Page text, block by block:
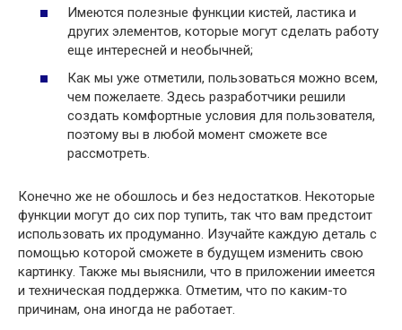
Имеются полезные функции кистей, ластика и
других элементов, которые могут сделать работу
еще интересней и необычней;
Как мы уже отметили, пользоваться можно всем,
чем пожелаете. Здесь разработчики решили
создать комфортные условия для пользователя,
поэтому вы в любой момент сможете все
рассмотреть.
Конечно же не обошлось и без недостатков. Некоторые
функции могут до сих пор тупить, так что вам предстоит
использовать их продуманно. Изучайте каждую деталь с
помощью которой сможете в будущем изменить свою
картинку. Также мы выяснили, что в приложении имеется
и техническая поддержка. Отметим, что по каким-то
причинам, она иногда не работает.